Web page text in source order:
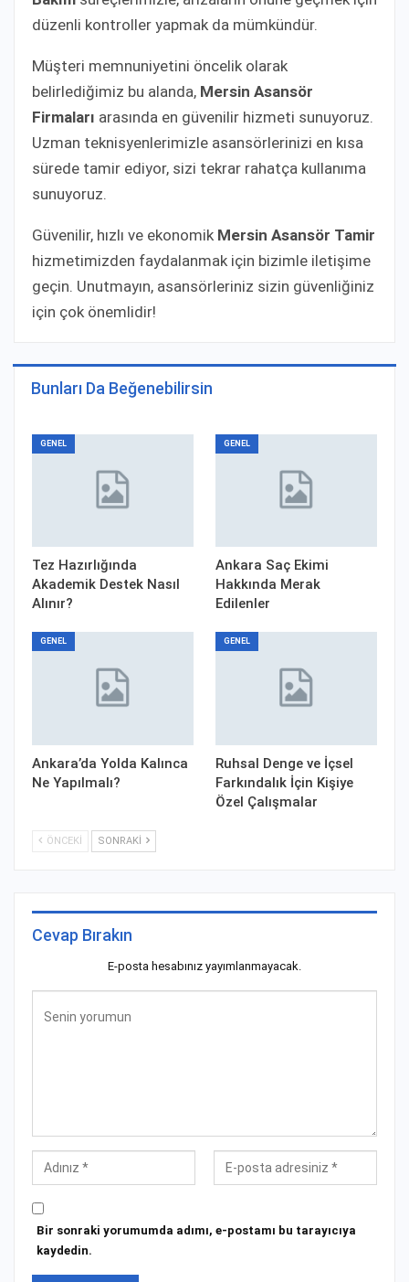
düzenli kontroller yapmak da mümkündür.
Müşteri memnuniyetini öncelik olarak
belirlediğimiz bu alanda, Mersin Asansör
Firmaları arasında en güvenilir hizmeti sunuyoruz.
Uzman teknisyenlerimizle asansörlerinizi en kısa
sürede tamir ediyor, sizi tekrar rahatça kullanıma
sunuyoruz.
Güvenilir, hızlı ve ekonomik Mersin Asansör Tamir
hizmetimizden faydalanmak için bizimle iletişime
geçin. Unutmayın, asansörleriniz sizin güvenliğiniz
için çok önemlidir!
Bunları Da Beğenebilirsin
GENEL
Tez Hazırlığında
Akademik Destek Nasıl
Alınır?
GENEL
Ankara Saç Ekimi
Hakkında Merak
Edilenler
GENEL
Ankara’da Yolda Kalınca
Ne Yapılmalı?
GENEL
Ruhsal Denge ve İçsel
Farkındalık İçin Kişiye
Özel Çalışmalar
ÖNCEKI SONRAKI
Cevap Bırakın
E-posta hesabınız yayımlanmayacak.
Bir sonraki yorumumda adımı, e-postamı bu tarayıcıya
kaydedin.